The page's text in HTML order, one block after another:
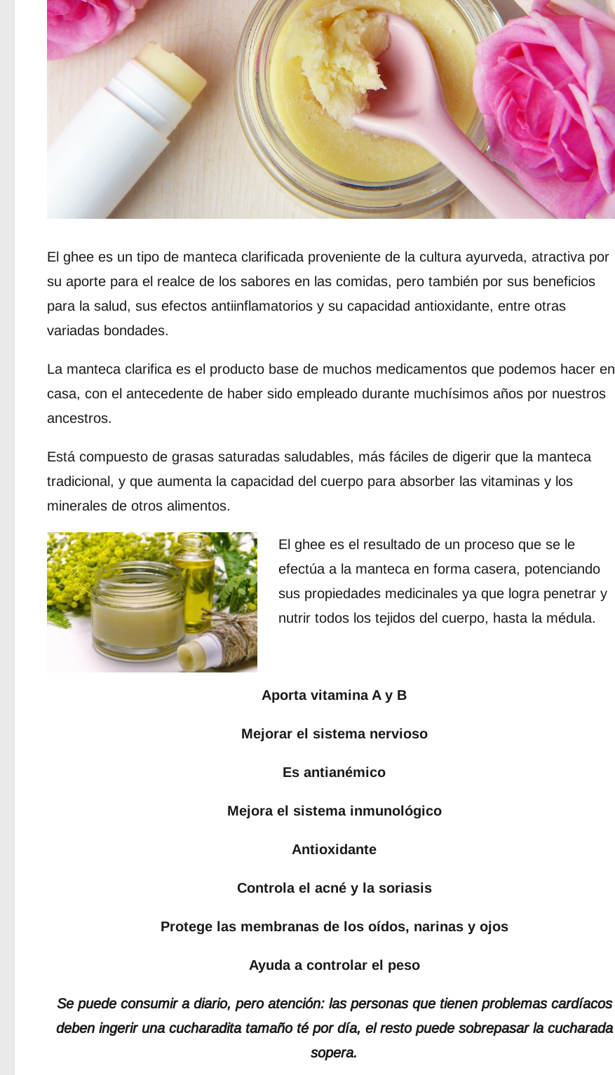
El ghee es un tipo de manteca clarificada proveniente de la cultura ayurveda, atractiva por
su aporte para el realce de los sabores en las comidas, pero también por sus beneficios
para la salud, sus efectos antiinflamatorios y su capacidad antioxidante, entre otras
variadas bondades.
La manteca clarifica es el producto base de muchos medicamentos que podemos hacer en
casa, con el antecedente de haber sido empleado durante muchísimos años por nuestros
ancestros.
Está compuesto de grasas saturadas saludables, más fáciles de digerir que la manteca
tradicional, y que aumenta la capacidad del cuerpo para absorber las vitaminas y los
minerales de otros alimentos.
El ghee es el resultado de un proceso que se le
efectúa a la manteca en forma casera, potenciando
sus propiedades medicinales ya que logra penetrar y
nutrir todos los tejidos del cuerpo, hasta la médula.
Aporta vitamina A y B
Mejorar el sistema nervioso
Es antianémico
Mejora el sistema inmunológico
Antioxidante
Controla el acné y la soriasis
Protege las membranas de los oídos, narinas y ojos
Ayuda a controlar el peso
Se puede consumir a diario, pero atención: las personas que tienen problemas cardíacos
deben ingerir una cucharadita tamaño té por día, el resto puede sobrepasar la cucharada
sopera.